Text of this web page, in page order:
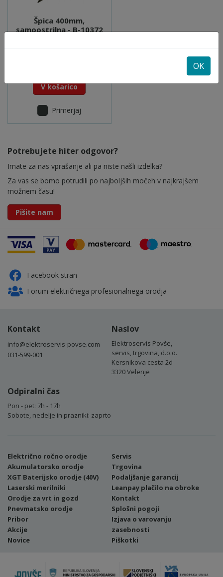
Špica 400mm,
samoostrilna - B-10372
V košarico
Primerjaj
Potrebujete hiter odgovor?
Imate za nas vprašanje ali pa niste našli izdelka?
Za vas se bomo potrudili po najboljših močeh v najkrajšem
možnem času!
Pišite nam
Facebook stran
Forum električnega profesionalnega orodja
Kontakt
info@elektroservis-povse.com
031-599-001
Naslov
Elektroservis Povše,
servis, trgovina, d.o.o.
Kersnikova cesta 2d
3320 Velenje
Odpiralni čas
Pon - pet: 7h - 17h
Sobote, nedelje in prazniki: zaprto
Električno ročno orodje
Akumulatorsko orodje
XGT Baterijsko orodje (40V)
Laserski merilniki
Orodje za vrt in gozd
Pnevmatsko orodje
Pribor
Akcije
Novice
Servis
Trgovina
Podaljšanje garancij
Leanpay plačilo na obroke
Kontakt
Splošni pogoji
Izjava o varovanju
zasebnosti
Piškotki
OK